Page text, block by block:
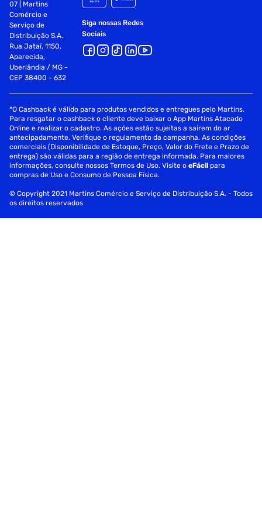
07 | Martins
Comércio e
Serviço de
Distribuição S.A.
Rua Jataí, 1150,
Aparecida,
Uberlândia / MG -
CEP 38400 - 632
Siga nossas Redes
Sociais
*O Cashback é válido para produtos vendidos e entregues pelo Martins.
Para resgatar o cashback o cliente deve baixar o App Martins Atacado
Online e realizar o cadastro. As ações estão sujeitas a saírem do ar
antecipadamente. Verifique o regulamento da campanha. As condições
comerciais (Disponibilidade de Estoque, Preço, Valor do Frete e Prazo de
entrega) são válidas para a região de entrega informada. Para maiores
informações, consulte nossos Termos de Uso. Visite oeFácil para
compras de Uso e Consumo de Pessoa Física.
© Copyright 2021 Martins Comércio e Serviço de Distribuição S.A. - Todos
os direitos reservados